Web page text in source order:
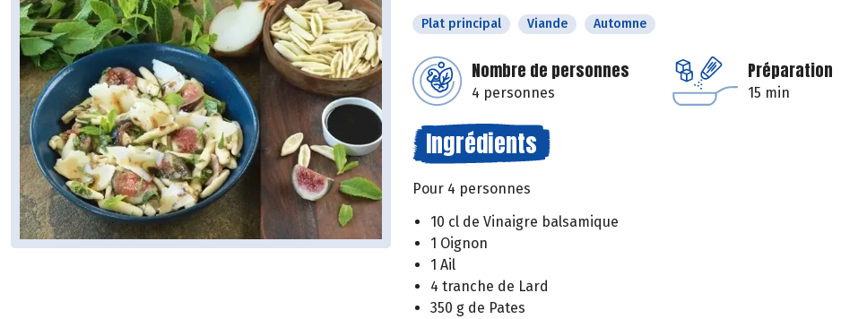
Plat principal Viande Automne
Nombre de personnes
4 personnes
Préparation
15 min
Ingrédients
Pour 4 personnes
10 cl de Vinaigre balsamique
1 Oignon
1 Ail
4 tranche de Lard
350 g de Pates